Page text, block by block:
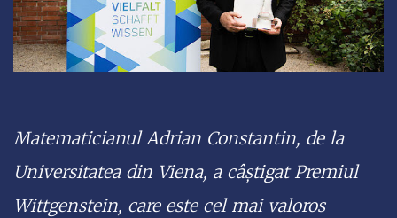
Matematicianul Adrian Constantin, de la
Universitatea din Viena, a câștigat Premiul
Wittgenstein, care este cel mai valoros